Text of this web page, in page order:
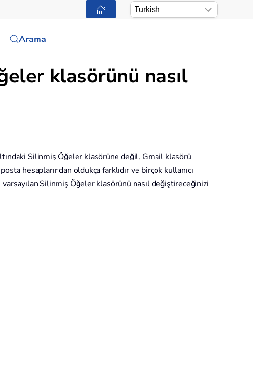
Arama
klasörünü nasıl
Silinmiş Öğeler klasörüne değil, Gmail klasörü
hesaplarından oldukça farklıdır ve birçok kullanıcı
Silinmiş Öğeler klasörünü nasıl değiştireceğinizi